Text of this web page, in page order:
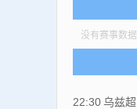
没有赛事数据
22:30乌兹超